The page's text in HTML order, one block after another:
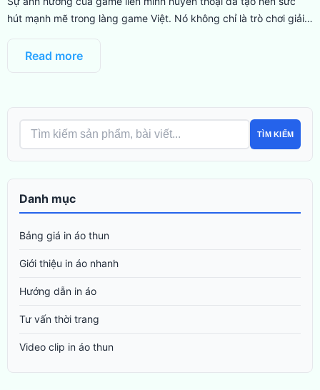
hút mạnh mẽ trong làng game Việt. Nó không chỉ là trò chơi giải…
Read more
TÌM KIẾM
Danh mục
Bảng giá in áo thun
Giới thiệu in áo nhanh
Hướng dẫn in áo
Tư vấn thời trang
Video clip in áo thun